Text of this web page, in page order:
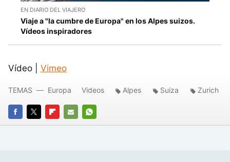
EN DIARIO DEL VIAJERO
Viaje a "la cumbre de Europa" en los Alpes suizos.
Vídeos inspiradores
Vídeo | Vimeo
FACEBOOK
TWITTERFLIPBOARD
E-
WHATSAPP
TEMAS Europa Videos Alpes Suiza Zurich